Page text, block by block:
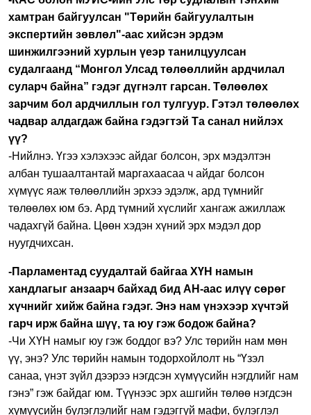
хамтран байгуулсан "Төрийн байгуулалтын
экспертийн зөвлөл"-аас хийсэн эрдэм
шинжилгээний хурлын үеэр танилцуулсан
судалгаанд “Монгол Улсад төлөөллийн ардчилал
суларч байна” гэдэг дүгнэлт гарсан. Төлөөлөх
зарчим бол ардчиллын гол тулгуур. Гэтэл төлөөлөх
чадвар алдагдаж байна гэдэгтэй Та санал нийлэх
үү?
-Нийлнэ. Үгээ хэлэхээс айдаг болсон, эрх мэдэлтэн
албан тушаалтантай маргахаасаа ч айдаг болсон
хүмүүс яаж төлөөллийн эрхээ эдэлж, ард түмнийг
төлөөлөх юм бэ. Ард түмний хүслийг хангаж ажиллаж
чадахгүй байна. Цөөн хэдэн хүний эрх мэдэл дор
нуугдчихсан.
-Парламентад суудалтай байгаа ХҮН намын
хандлагыг анзаарч байхад бид АН-аас илүү сөрөг
хүчнийг хийж байна гэдэг. Энэ нам үнэхээр хүчтэй
гарч ирж байна шүү, та юу гэж бодож байна?
-Чи ХҮН намыг юу гэж боддог вэ? Улс төрийн нам мөн
үү, энэ? Улс төрийн намын тодорхойлолт нь “Үзэл
санаа, үнэт зүйл дээрээ нэгдсэн хүмүүсийн нэгдлийг нам
гэнэ” гэж байдаг юм. Түүнээс эрх ашгийн төлөө нэгдсэн
хүмүүсийн бүлэглэлийг нам гэдэггүй мафи, бүлэглэл